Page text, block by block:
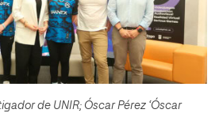
de UNIR; Óscar Pérez ‘Óscar